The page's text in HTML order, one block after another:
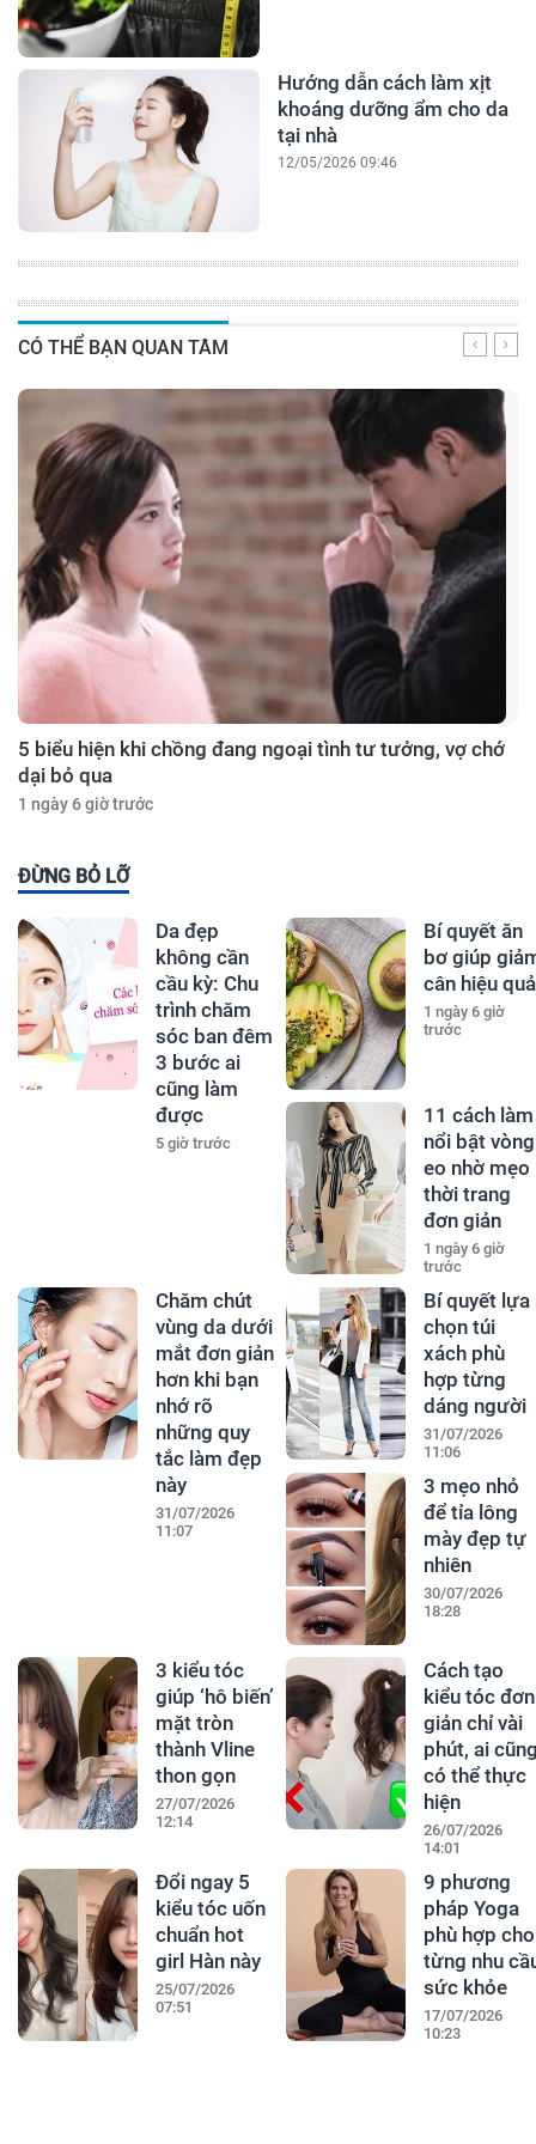
Hướng dẫn cách làm xịt
khoáng dưỡng ẩm cho da
tại nhà
12/05/2026 09:46
CÓ THỂ BẠN QUAN TÂM
5 biểu hiện khi chồng đang ngoại tình tư tưởng, vợ chớ
dại bỏ qua
1 ngày 6 giờ trước
ĐỪNG BỎ LỠ
Da đẹp
không cần
cầu kỳ: Chu
trình chăm
sóc ban đêm
3 bước ai
cũng làm
được
5 giờ trước
Bí quyết ăn
bơ giúp
cân hiệu quả
1 ngày 6 giờ
trước
11 cách làm
nổi bật vòng
eo nhờ mẹo
thời trang
đơn giản
1 ngày 6 giờ
trước
Chăm chút
vùng da dưới
mắt đơn giản
hơn khi bạn
nhớ rõ
những quy
tắc làm đẹp
này
31/07/2026
11:07
Bí quyết lựa
chọn túi
xách phù
hợp từng
dáng người
31/07/2026
11:06
3 mẹo nhỏ
để tỉa lông
mày đẹp tự
nhiên
30/07/2026
18:28
3 kiểu tóc
giúp ‘hô biến’
mặt tròn
thành Vline
thon gọn
27/07/2026
12:14
Cách tạo
kiểu tóc đơn
giản chỉ vài
phút, ai
có thể thực
hiện
26/07/2026
14:01
Đổi ngay 5
kiểu tóc uốn
chuẩn hot
girl Hàn này
25/07/2026
07:51
9 phương
pháp Yoga
phù hợp cho
từng nhu
sức khỏe
17/07/2026
10:23